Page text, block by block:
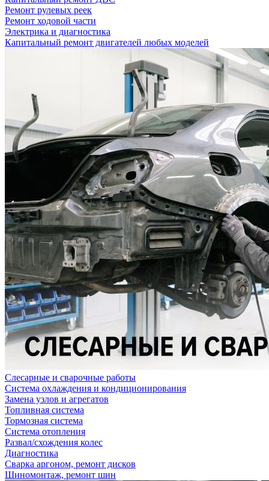
Ремонт рулевых реек
Ремонт ходовой части
Электрика и диагностика
Капитальный ремонт двигателей любых моделей
Слесарные и сварочные работы
Система охлаждения и кондиционирования
Замена узлов и агрегатов
Топливная система
Тормозная система
Система отопления
Развал/схождения колес
Диагностика
Сварка аргоном, ремонт дисков
Шиномонтаж, ремонт шин